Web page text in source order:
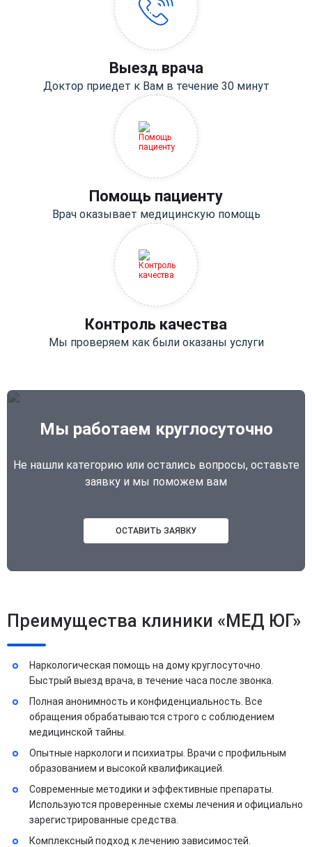
Выезд врача
Доктор приедет к Вам в течение 30 минут
Помощь пациенту
Врач оказывает медицинскую помощь
Контроль качества
Мы проверяем как были оказаны услуги
Мы работаем круглосуточно
Не нашли категорию или остались вопросы, оставьте
заявку и мы поможем вам
ОСТАВИТЬ ЗАЯВКУ
Преимущества клиники «МЕД ЮГ»
Наркологическая помощь на дому круглосуточно.
Быстрый выезд врача, в течение часа после звонка.
Полная анонимность и конфиденциальность. Все
обращения обрабатываются строго с соблюдением
медицинской тайны.
Опытные наркологи и психиатры. Врачи с профильным
образованием и высокой квалификацией.
Современные методики и эффективные препараты.
Используются проверенные схемы лечения и официально
зарегистрированные средства.
Комплексный подход к лечению зависимостей.